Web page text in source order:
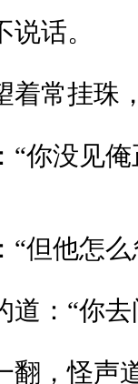
话。
常挂珠
你没见
但他怎么
：“你去
，怪声